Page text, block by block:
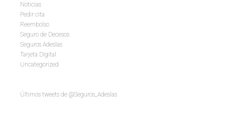
Noticias
Pedir cita
Reembolso
Seguro de Decesos
Seguros Adeslas
Tarjeta Digital
Uncategorized
Últimos tweets de @Seguros_Adeslas